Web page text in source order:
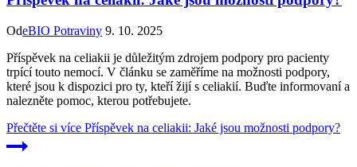
OdeBIO Potraviny 9. 10. 2025
Příspěvek na celiakii je důležitým zdrojem podpory pro pacienty
trpící touto nemocí. V článku se zaměříme na možnosti podpory,
které jsou k dispozici pro ty, kteří žijí s celiakií. Buďte informovaní a
nalezněte pomoc, kterou potřebujete.
Přečtěte si více Příspěvek na celiakii: Jaké jsou možnosti podpory?